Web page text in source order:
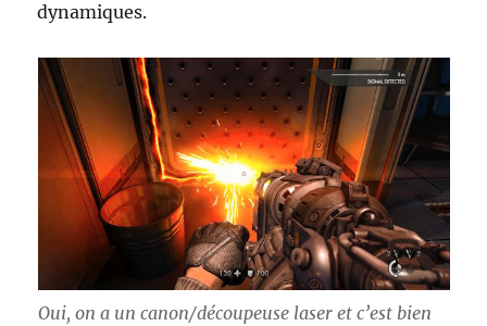
dynamiques.
Oui, on a un canon/découpeuse laser et c’est bien